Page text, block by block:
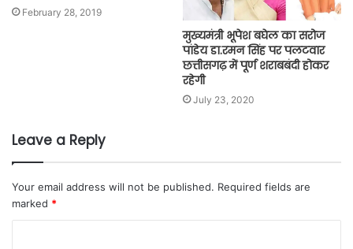
February 28, 2019
मुख्यमंत्री भूपेश बघेल का सरोज
पांडेय डा.रमन सिंह पर पलटवार
छत्तीसगढ़ में पूर्ण शराबबंदी होकर
रहेगी
July 23, 2020
Leave a Reply
Your email address will not be published. Required fields are
marked *